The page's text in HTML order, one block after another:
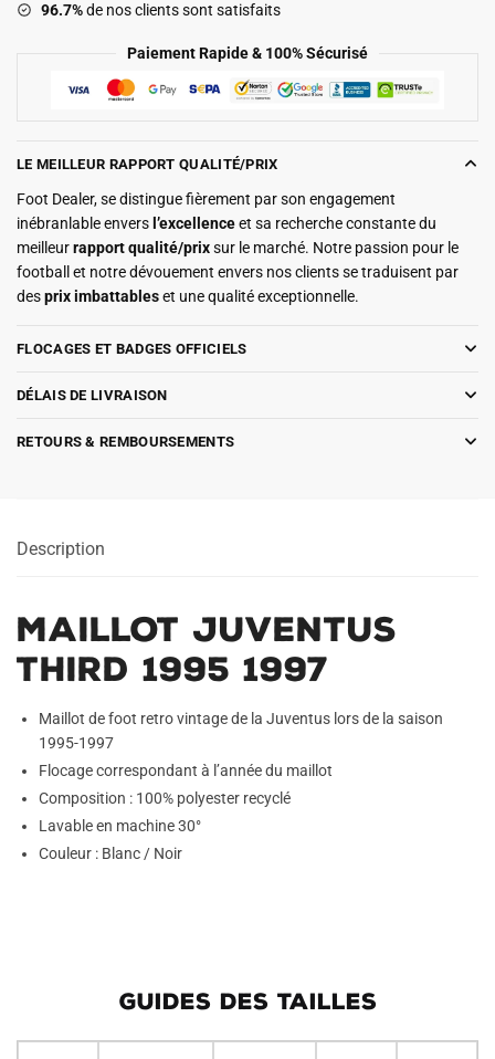
96.7%de nos clients sont satisfaits
Paiement Rapide & 100% Sécurisé
LE MEILLEUR RAPPORT QUALITÉ/PRIX
Foot Dealer, se distingue fièrement par son engagement
inébranlable envers l’excellenceet sa recherche constante du
meilleurrapport qualité/prixsur le marché. Notre passion pour le
football et notre dévouement envers nos clients se traduisent par
desprix imbattableset une qualité exceptionnelle.
FLOCAGES ET BADGES OFFICIELS
DÉLAIS DE LIVRAISON
RETOURS & REMBOURSEMENTS
Description
Maillot Juventus
Third 1995 1997
Maillot de foot retro vintage de la Juventus lors de la saison
1995-1997
Flocage correspondant à l’année du maillot
Composition : 100% polyester recyclé
Lavable en machine 30°
Couleur : Blanc / Noir
GUIDES DES TAILLES